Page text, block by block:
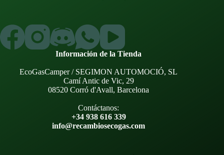
Información de la Tienda
EcoGasCamper / SEGIMON AUTOMOCIÓ, SL
Camí Antic de Vic, 29
08520 Corró d'Avall, Barcelona
Contáctanos:
+34 938 616 339
info@recambiosecogas.com